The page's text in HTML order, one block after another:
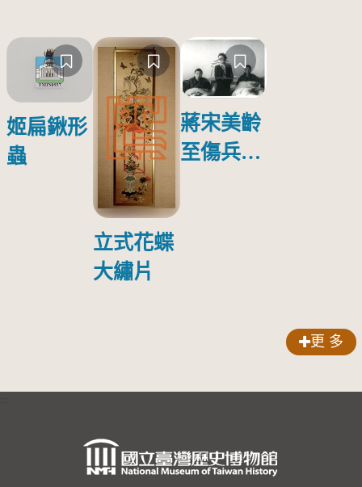
姬扁鍬形
蟲
立式花蝶
大繡片
蔣宋美齡
至傷兵醫
傷日本戰
更 多